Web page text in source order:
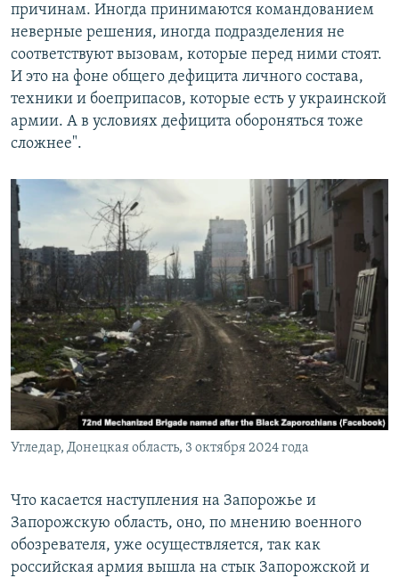
причинам. Иногда принимаются командованием
неверные решения, иногда подразделения не
соответствуют вызовам, которые перед ними стоят.
И это на фоне общего дефицита личного состава,
техники и боеприпасов, которые есть у украинской
армии. А в условиях дефицита обороняться тоже
сложнее".
Угледар, Донецкая область, 3 октября 2024 года
Что касается наступления на Запорожье и
Запорожскую область, оно, по мнению военного
обозревателя, уже осуществляется, так как
российская армия вышла на стык Запорожской и